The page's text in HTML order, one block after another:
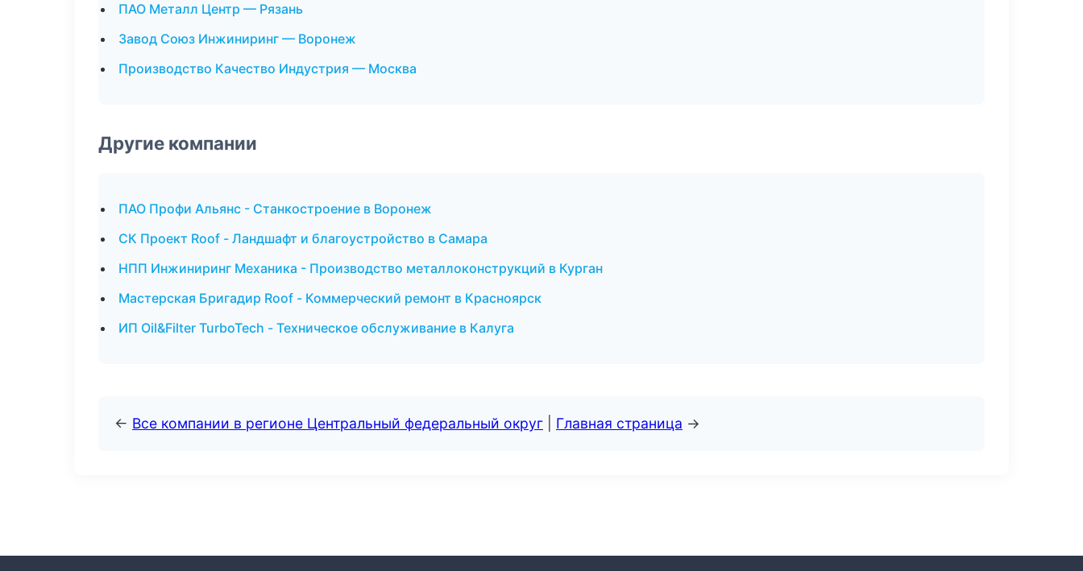
ПАО Металл Центр — Рязань
Завод Союз Инжиниринг — Воронеж
Производство Качество Индустрия — Москва
Другие компании
ПАО Профи Альянс - Станкостроение в Воронеж
СК Проект Roof - Ландшафт и благоустройство в Самара
НПП Инжиниринг Механика - Производство металлоконструкций в Курган
Мастерская Бригадир Roof - Коммерческий ремонт в Красноярск
ИП Oil&Filter TurboTech - Техническое обслуживание в Калуга
← Все компании в регионе Центральный федеральный округ Главная страница →